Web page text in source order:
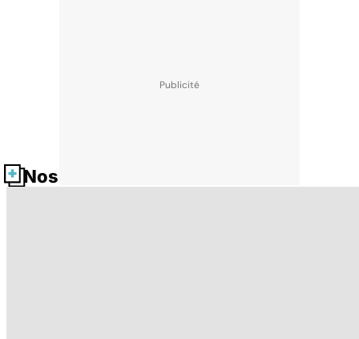
Nos fiches santé